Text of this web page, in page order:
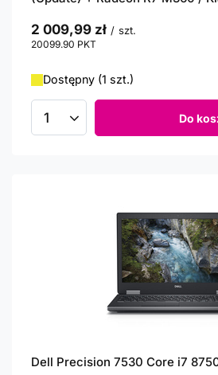
2 009,99 zł / szt.
20099.90 PKT
Dostępny (1 szt.)
Ilość produktów Do
Dell Precision 7530 Core i7